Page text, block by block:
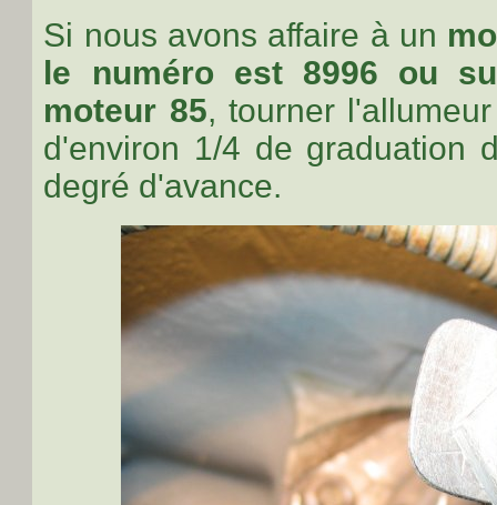
Si nous avons affaire à un
le numéro est 8996 ou
moteur 85, tourner
d'environ 1/4 de graduation
degré d'avance.